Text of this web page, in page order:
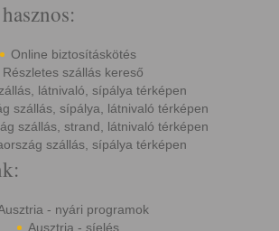
Online biztosításkötés
Részletes szállás kereső
látnivaló, sípálya térképen
szállás, sípálya, látnivaló térképen
szállás, strand, látnivaló térképen
szállás, sípálya térképen
- nyári programok
Ausztria - síelés